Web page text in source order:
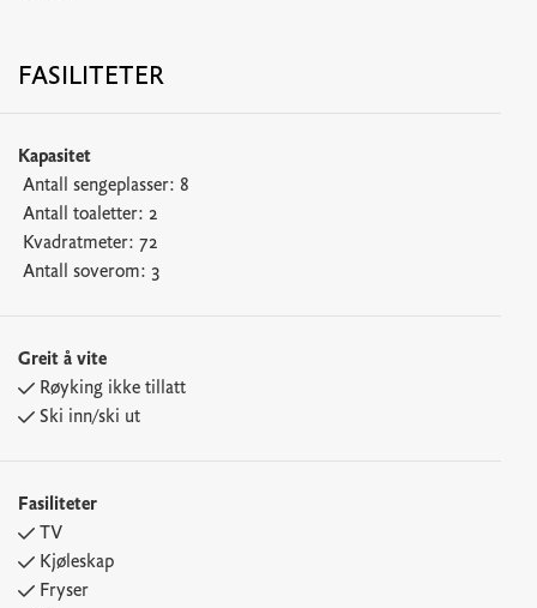
FASILITETER
Kapasitet
Antall sengeplasser: 8
Antall toaletter: 2
Kvadratmeter: 72
Antall soverom: 3
Greit å vite
Røyking ikke tillatt
Ski inn/ski ut
Fasiliteter
TV
Kjøleskap
Fryser